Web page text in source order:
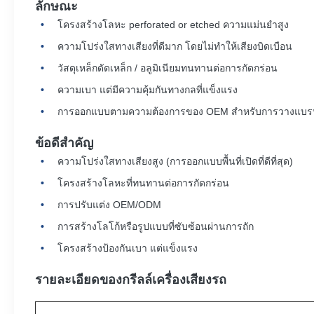
ลักษณะ
โครงสร้างโลหะ perforated or etched ความแม่นยําสูง
ความโปร่งใสทางเสียงที่ดีมาก โดยไม่ทําให้เสียงบิดเบือน
วัสดุเหล็กดัดเหล็ก / อลูมิเนียมทนทานต่อการกัดกร่อน
ความเบา แต่มีความคุ้มกันทางกลที่แข็งแรง
การออกแบบตามความต้องการของ OEM สําหรับการวางแบ
ข้อดีสําคัญ
ความโปร่งใสทางเสียงสูง (การออกแบบพื้นที่เปิดที่ดีที่สุด)
โครงสร้างโลหะที่ทนทานต่อการกัดกร่อน
การปรับแต่ง OEM/ODM
การสร้างโลโก้หรือรูปแบบที่ซับซ้อนผ่านการถัก
โครงสร้างป้องกันเบา แต่แข็งแรง
รายละเอียดของกรีลล์เครื่องเสียงรถ